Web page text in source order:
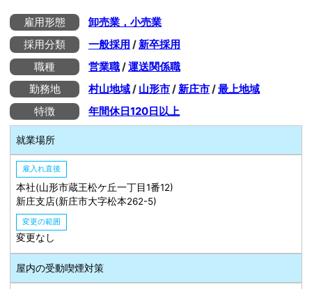
雇用形態
卸売業，小売業
採用分類
一般採用 /新卒採用
職種
営業職/運送関係職
勤務地
村山地域/ 山形市/新庄市/最上地域
特徴
年間休日120日以上
就業場所
雇入れ直後
本社(山形市蔵王松ケ丘一丁目1番12)
新庄支店(新庄市大字松本262-5)
変更の範囲
変更なし
屋内の受動喫煙対策